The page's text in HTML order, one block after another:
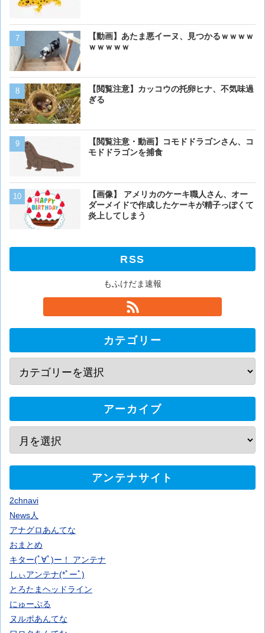
【動画】あたま悪イーヌ、見つかるｗｗｗｗ
ｗｗｗｗｗ
【閲覧注意】カッコウの托卵ヒナ、不気味過
ぎる
【閲覧注意・動画】コモドドラゴンさん、コ
モドドラゴンを捕食
【画像】 アメリカのケーキ職人さん、オー
ダーメイドで作成したケーキが精子っぽくて
炎上してしまう
【画像】ボクの横に来る実
ベーリング海のカニ漁「月
【画像】 アメリカのケー
ダーメイドで作成したケー
【画像】イッヌ、リモコン
を切る
RSS
もふけだま速報
カテゴリー
アーカイブ
アンテナサイト
2chnavi
News人
アナグロあんてな
おまとめ
キター(ﾟ∀ﾟ)ー！ アンテナ
しぃアンテナ(*ﾟーﾟ)
とろたまヘッドライン
にゅーぷる
ヌルポあんてな